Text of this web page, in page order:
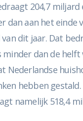
204,7 miljard
dan aan het einde
dit jaar. Dat
minder dan de
Nederlandse
hebben
namelijk 518,4